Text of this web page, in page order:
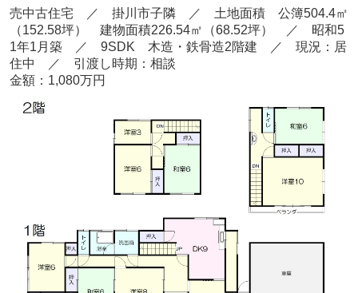
売中古住宅 ／ 掛川市子隣 ／ 土地面積 公簿504.4㎡
（152.58坪） 建物面積226.54㎡（68.52坪） ／ 昭和5
1年1 月 築 ／ 9SDK 木造・鉄骨造2階建 ／ 現況：居
住中
／ 引渡し時期：相談
金額：1,080万円